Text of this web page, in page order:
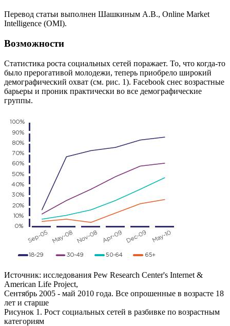
Перевод статьи выполнен Шашкиным А.В., Online Market
Intelligence (OMI).
Возможности
Статистика роста социальных сетей поражает. То, что когда-то
было прерогативой молодежи, теперь приобрело широкий
демографический охват (см. рис. 1). Facebook снес возрастные
барьеры и проник практически во все демографические
группы.
Источник: исследования Pew Research Center's Internet &
American Life Project,
Сентябрь 2005 - май 2010 года. Все опрошенные в возрасте 18
лет и старше
Рисунок 1. Рост социальных сетей в разбивке по возрастным
категориям